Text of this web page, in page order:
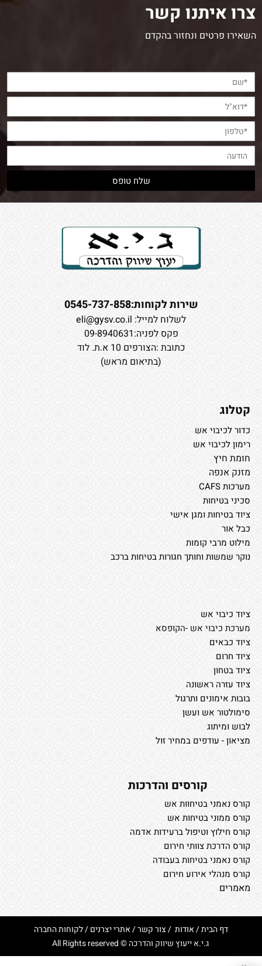
צרו איתנו קשר
השאירו פרטים ונחזור בהקדם
שירות לקוחות:0545-737-858
לשלוח למייל: eli@gysv.co.il
פקס לפניה:09-8940631
כתובת :הצורפים 10 א.ת. לוד
(בתיאום מראש)
קטלוג
כדור לכיבוי אש
רימון לכיבוי אש
חומת חיץ
מזנק אנפה
מערכות CAFS
סכיני בטיחות
ציוד בטיחות ומגן אישי
כבל אור
מילוט מרבי קומות
נוקר שמשות וחותך חגורות בטיחות ברכב
ציוד כיבוי אש
מערכת כיבוי אש -הקופסא
ציוד כבאים
ציוד חרום
ציוד בטחון
ציוד עזרה ראשונה
בובות אימונים ותרגול
סימולטור אש ועשן
לבוש ומיתוג
מציאון - עודפים במחיר זול
קורסים והדרכות
קורס נאמני בטיחוות אש
קורס ממוני בטיחות אש
קורס חילוץ וטיפול ברעידות אדמה
קורס הדרכת צוותי חירום
קורס נאמני בטיחות בעבודה
קורס מנהלי אירוע חירום
מאמרים
דף הבית/אודות /צור קשר/אתרי יצרנים/לקוחות החברה
ג.י.א ייעוץ שיווק והדרכה © All Rights reserved